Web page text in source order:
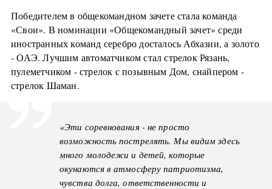
Победителем в общекомандном зачете стала команда
«Свои». В номинации «Общекомандный зачет» среди
иностранных команд серебро досталось Абхазии, а золото
- ОАЭ. Лучшим автоматчиком стал стрелок Рязань,
пулеметчиком - стрелок с позывным Дом, снайпером -
стрелок Шаман.
«Эти соревнования - не просто
возможность пострелять. Мы видим здесь
много молодежи и детей, которые
окунаются в атмосферу патриотизма,
чувства долга, ответственности и